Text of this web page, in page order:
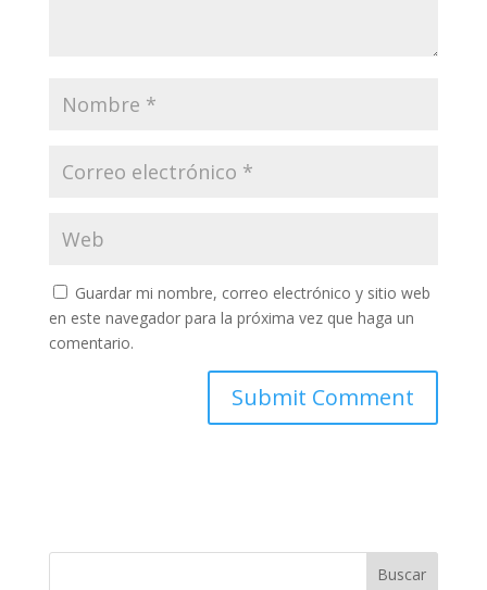
Guardar mi nombre, correo electrónico y sitio web
en este navegador para la próxima vez que haga un
comentario.
Buscar